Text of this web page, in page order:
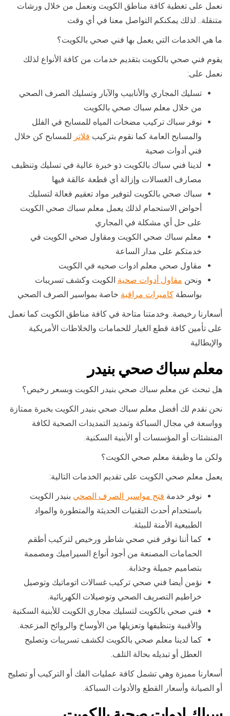
نعمل على تغطية كافة مناطق الكويت ونعمل من خلال ورشات
متنقلة.. لذلك يمكنكم التواصل معنا في أي وقت
ما هي الخدمات التي يعمل بها فني صحي بالكويت؟
يقوم فني صحي بالكويت بتقديم خدمات من كافة الأنواع لذلك
نعمل على:
تسليك المجاري والأنابيب والآبار وتسليك الصرف الصحي
من خلال معلم سباك صحي بالكويت
نوفر سباك تركيب مضخات المياه للمسابح في الفلل
والمسابح العامة كما نقوم بتركيب فلاتر للمسابح كن خلال
فني أدوات صحية
لدينا فني سباك بالكويت ذو خبرة عالية في تسليك وتنظيف
مصارف الغسالات وإزالة أي قطعة عالقة فيها
سباك صحي بالكويت لتوفير مواد تعقيم فعالة لتسليك
أحواض الاستحمام لذلك يعمل معلم سباك صحي الكويت
على حل أي مشكلة في المجاري
معلم سباك صحي الكويت ومقاول صحي الكويت في
خدمتكم على مدار الساعة
مقاول صحي معلم ادوات صحيه في الكويت
ونحن مقاول أدوات صحية الكويت وكشف تسريبات
بواسطة كاميرات مراقبة خاصة بمواسير الصرف الصحي
أسعارنا رخيصة. وخدمتنا متاحة في كافة مناطق الكويت كما نعمل
على تأمين كافة قطع الغيار للحمامات والخلاطات الأمريكية
والإيطالية
معلم سباك صحي بنيدر
هل تبحث عن معلم سباك صحي بنيدر الكويت وبسعر رخيص؟
نحن نقدم لك أفضل معلم سباك صحي بنيدر الكويت بخبرة ممتازة
وواسعة في مجال السباكة وتمديد التمديدات الصحية لكافة
المنشئات أو المؤسسات أو الأبنية السكنية.
ولكن ما وظيفة معلم صحي الكويت؟
يعمل معلم صحي الكويت على تقديم الخدمات التالية:
نوفر خدمة فتح مواسير الصرف الصحي بنيدر الكويت
باستخدام أحدث التقنيات الحديثة والمتطورة والمواد
الطبيعية الأمنة للبيئة.
كما أننا نوفر فني صحي شاطر ورخيص لتركيب أطقم
الحمامات المصنعة من أجود أنواع السيراميك ومصممة
بتصاميم جميلة وجذابة.
نؤمن أيضا فني صحي تركيب غسالات اتوماتيك وتوصيل
خراطيم التصريف الصحي وتوصيلات الكهربائية.
فني صحي بالكويت لتسليك مجاري الكويت للأبنية السكنية
والأقبية وتنظيفها وتعزيلها من الأوساخ والروائح المزعجة.
كما لدينا معلم صحي بالكويت لكشف تسريبات وتصليح
العطل أو تبديله بحالة التلف.
أسعارنا مميزة وهي تشمل كافة عمليات الفك أو التركيب أو تصليح
أو الصيانة وأسعار القطع والأدوات السباكة.